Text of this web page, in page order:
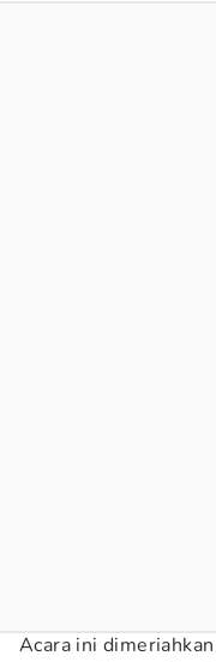
Acara ini